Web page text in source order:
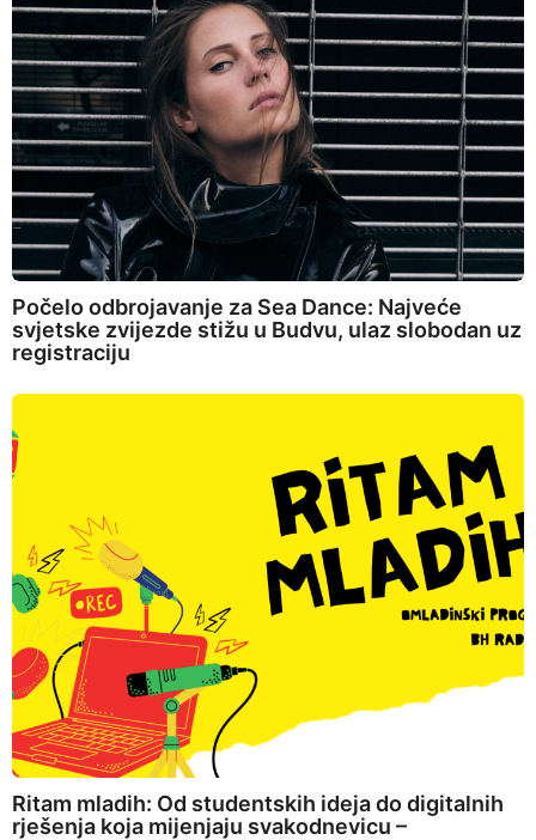
Počelo odbrojavanje za Sea Dance: Najveće
svjetske zvijezde stižu u Budvu, ulaz slobodan uz
registraciju
Ritam mladih: Od studentskih ideja do digitalnih
rješenja koja mijenjaju svakodnevicu –